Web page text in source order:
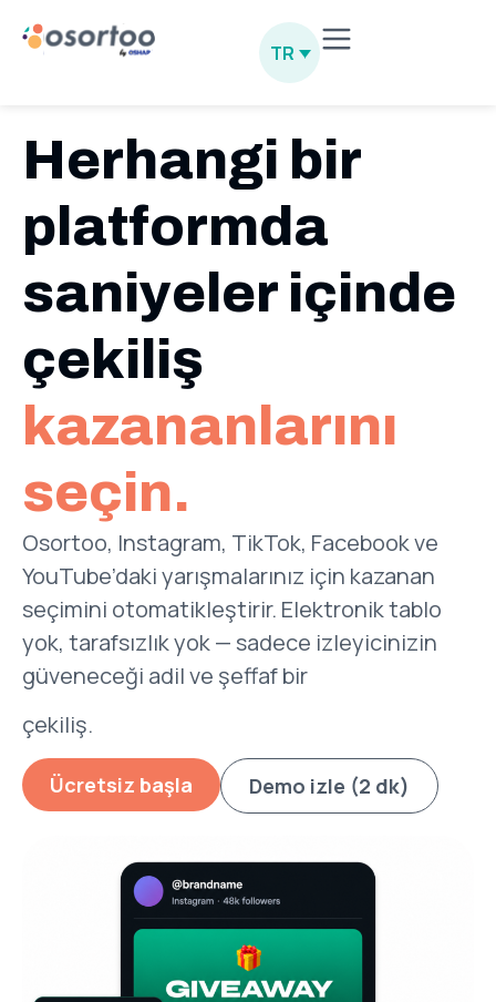
TR
Herhangi bir
platformda
saniyeler içinde
çekiliş
kazananlarını
seçin.
Osortoo, Instagram, TikTok, Facebook ve
YouTube’daki yarışmalarınız için kazanan
seçimini otomatikleştirir. Elektronik tablo
yok, tarafsızlık yok — sadece izleyicinizin
güveneceği adil ve şeffaf bir
çekiliş.
Ücretsiz başla Demo izle (2 dk)